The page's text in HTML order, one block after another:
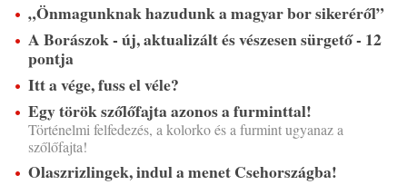
„Önmagunknak hazudunk a magyar bor sikeréről”
A Borászok - új, aktualizált és vészesen sürgető - 12
pontja
Itt a vége, fuss el véle?
Egy török szőlőfajta azonos a furminttal!
Történelmi felfedezés, a kolorko és a furmint ugyanaz a
szőlőfajta!
Olaszrizlingek, indul a menet Csehországba!